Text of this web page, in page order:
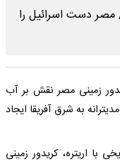
زمینی مصر نقش بر آب
به شرق آفریقا ایجاد
با اریتره، کریدور زمینی